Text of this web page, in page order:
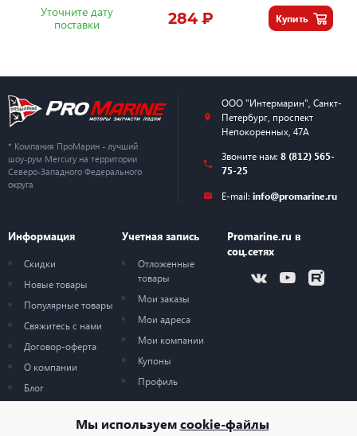
Уточните дату
поставки
284 ₽ Купить
Мы используемcookie-файлы
* Компания ПроМарин - лучший
шоу-рум Mercury на территории
Северо-Западного Федерального
округа
ООО "Интермарин" Санкт-
Петербург, проспект
Непокоренных, 47А
Звоните нам: 8 (812) 565-
75-25
E-mail: info@promarine.ru
Информация
Скидки
Новые товары
Популярные товары
Свяжитесь с нами
Договор-оферта
О компании
Блог
Учетная запись
Отложенные
товары
Мои заказы
Мои адреса
Мои компании
Купоны
Профиль
Promarine.ru в
соц.сетях